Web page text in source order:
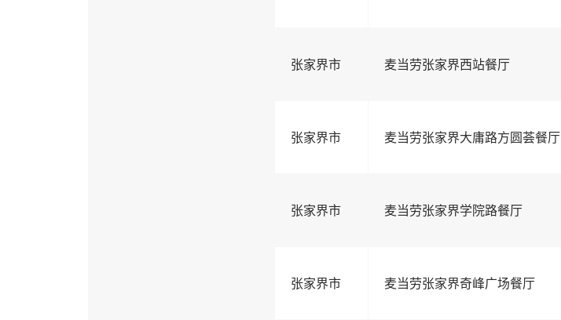
张家界市 麦当劳张家界西站餐厅
张家界市 麦当劳张家界大庸路方圆荟餐厅
张家界市 麦当劳张家界学院路餐厅
张家界市 麦当劳张家界奇峰广场餐厅